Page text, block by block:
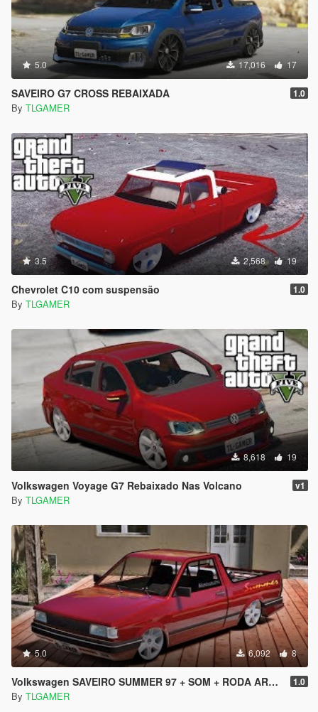
5.0 17,016 17
SAVEIRO G7 CROSS REBAIXADA 1.0
By TLGAMER
3.5 2,568 19
Chevrolet C10 com suspensão 1.0
By TLGAMER
8,618 19
Volkswagen Voyage G7 Rebaixado Nas Volcano v1
By TLGAMER
5.0 6,092 8
Volkswagen SAVEIRO SUMMER 97 + SOM + RODA ARO 17 - TL GAMER - 1.0
By TLGAMER